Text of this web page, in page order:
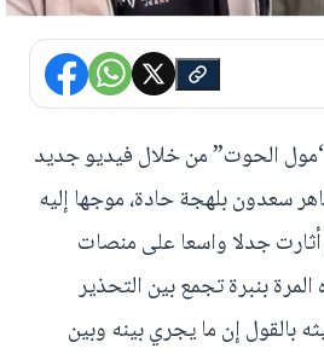
الحوت” من خلال فيديو جديد
سعدون بلهجة حادة، موجها إليه
جدلا واسعا على منصات
بنبرة تجمع بين التحذير
بالقول إن ما يجري بينه وبين